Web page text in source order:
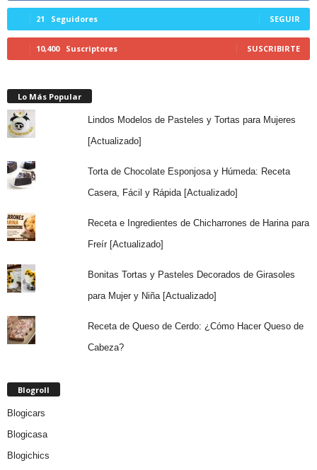
21 Seguidores SEGUIR
10,400 Suscriptores SUSCRIBIRTE
Lo Más Popular
Lindos Modelos de Pasteles y Tortas para Mujeres
[Actualizado]
Torta de Chocolate Esponjosa y Húmeda: Receta
Casera, Fácil y Rápida [Actualizado]
Receta e Ingredientes de Chicharrones de Harina para
Freír [Actualizado]
Bonitas Tortas y Pasteles Decorados de Girasoles
para Mujer y Niña [Actualizado]
Receta de Queso de Cerdo: ¿Cómo Hacer Queso de
Cabeza?
Blogroll
Blogicars
Blogicasa
Blogichics